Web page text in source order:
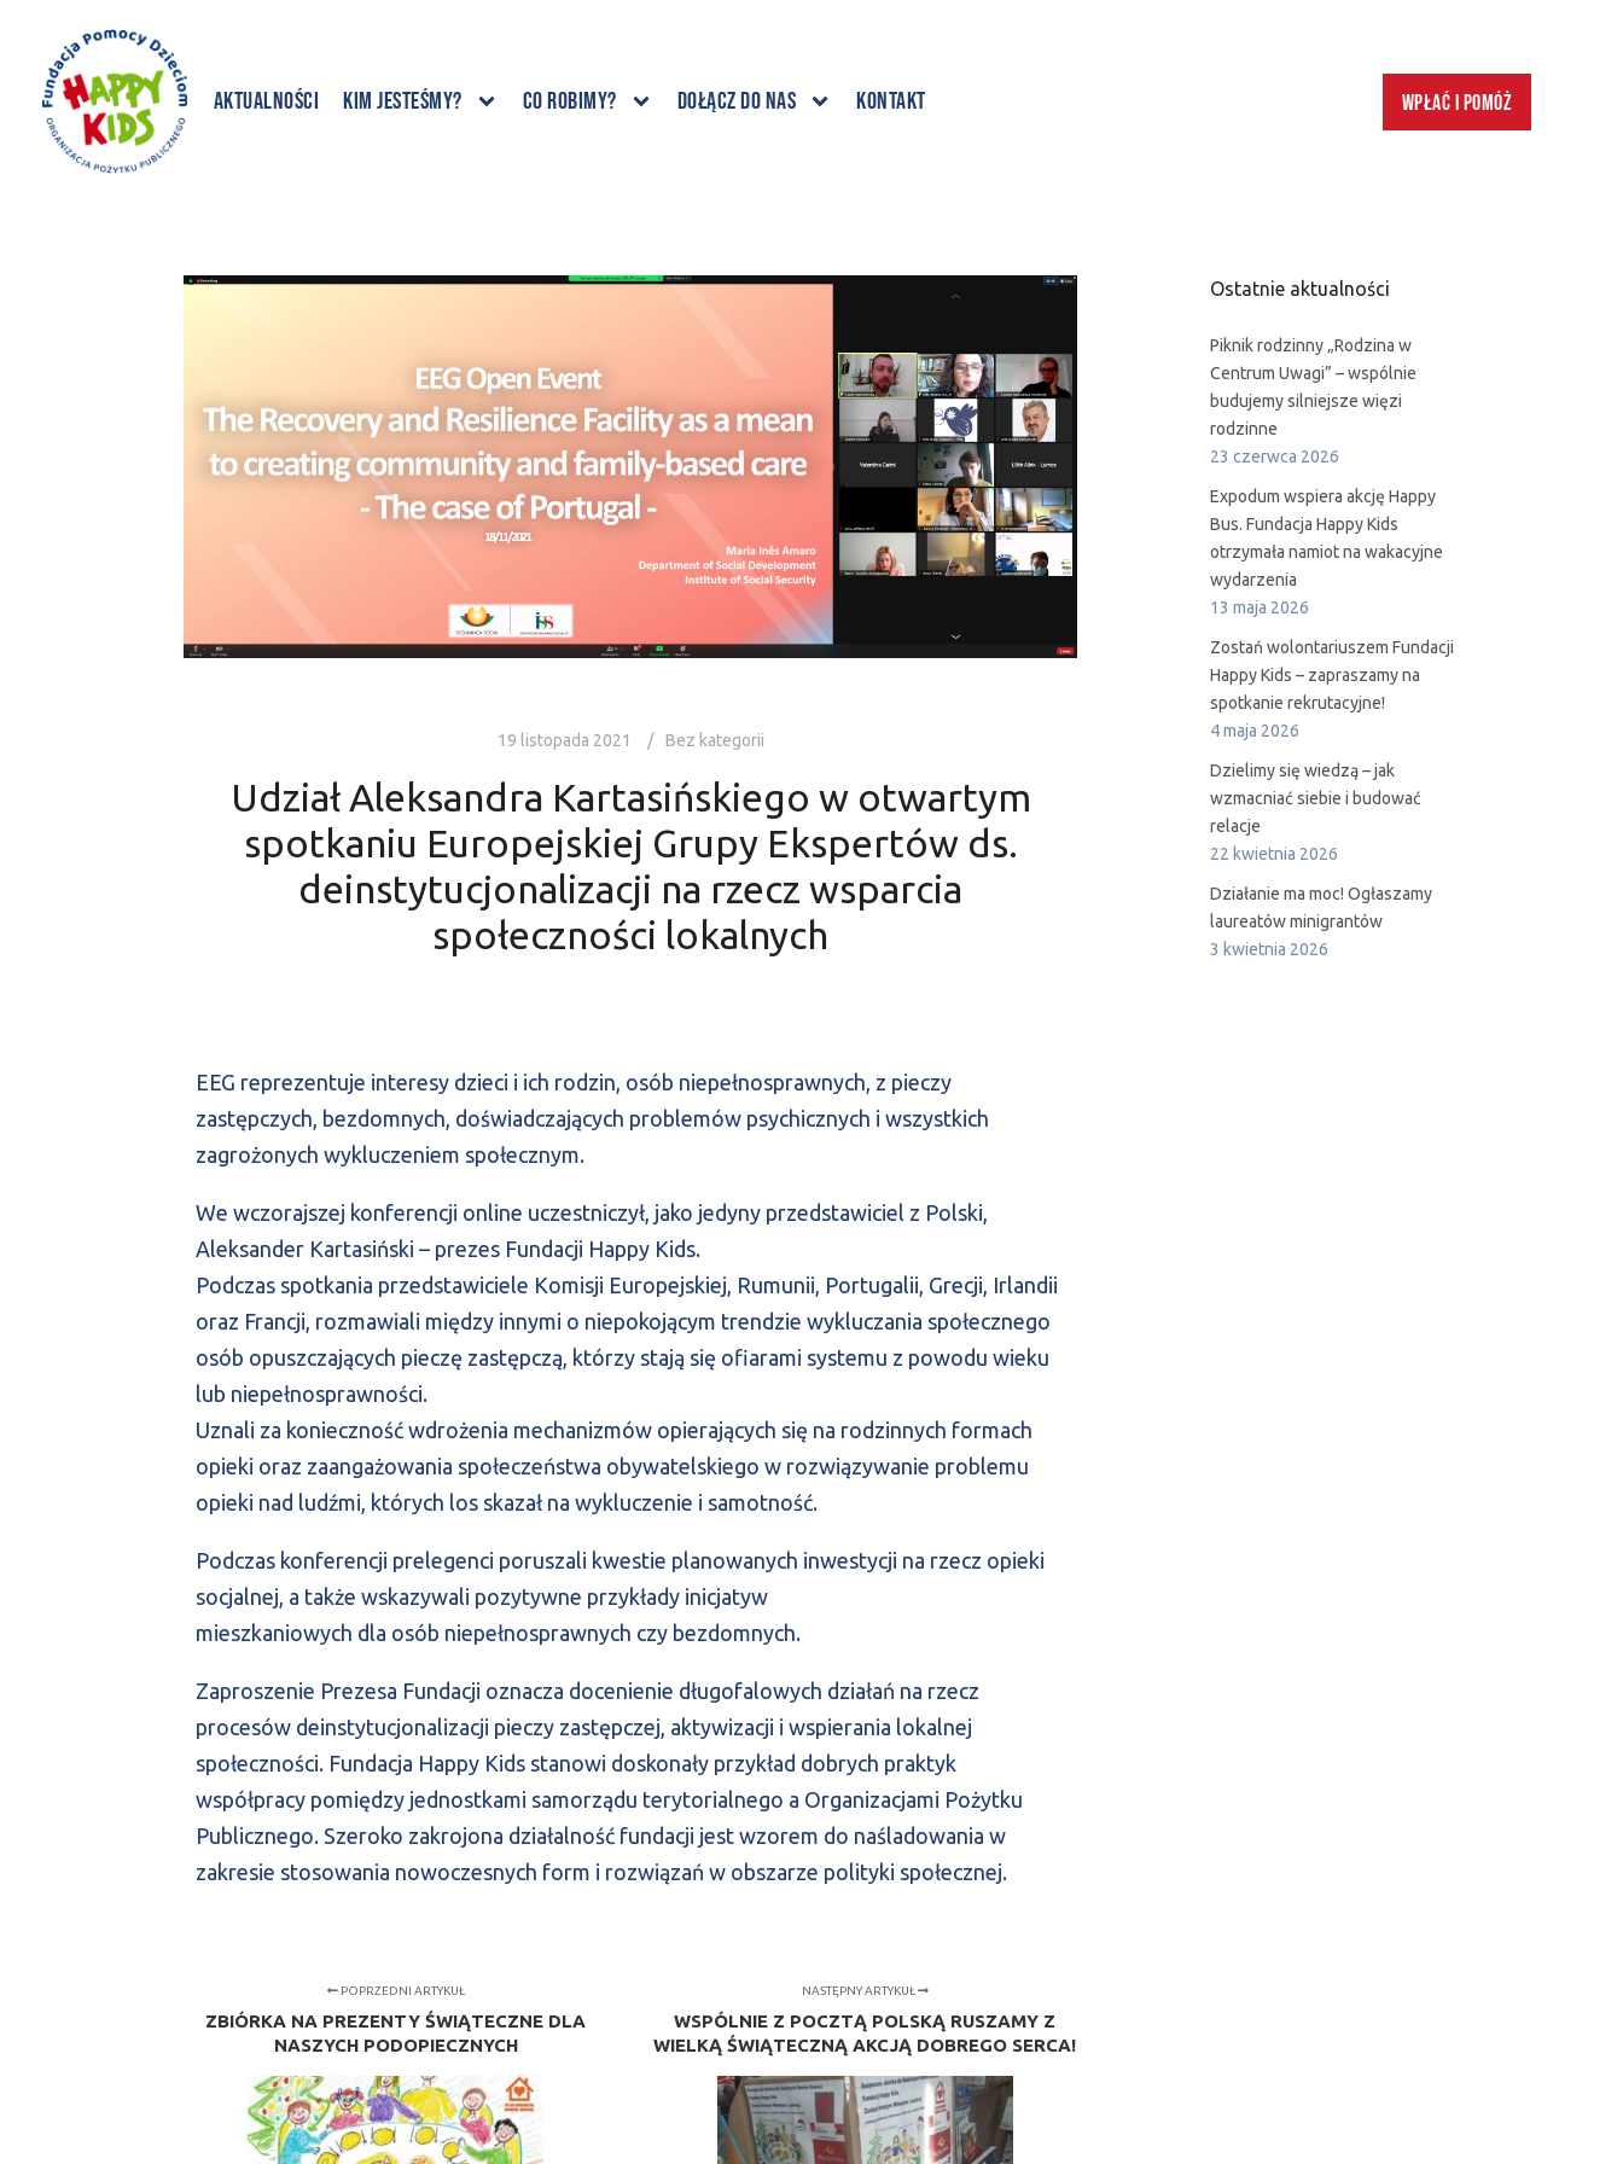
Aktualności Kim jesteśmy? Co robimy? Dołącz do nas Kontakt Wpłać i pomóż
19 listopada 2021 Bez kategorii
Udział Aleksandra Kartasińskiego w otwartym
spotkaniu Europejskiej Grupy Ekspertów ds.
deinstytucjonalizacji na rzecz wsparcia
społeczności lokalnych
EEG reprezentuje interesy dzieci i ich rodzin, osób niepełnosprawnych, z pieczy
zastępczych, bezdomnych, doświadczających problemów psychicznych i wszystkich
zagrożonych wykluczeniem społecznym.
We wczorajszej konferencji online uczestniczył, jako jedyny przedstawiciel z Polski,
Aleksander Kartasiński – prezes Fundacji Happy Kids.
Podczas spotkania przedstawiciele Komisji Europejskiej, Rumunii, Portugalii, Grecji, Irlandii
oraz Francji, rozmawiali między innymi o niepokojącym trendzie wykluczania społecznego
osób opuszczających pieczę zastępczą, którzy stają się ofiarami systemu z powodu wieku
lub niepełnosprawności.
Uznali za konieczność wdrożenia mechanizmów opierających się na rodzinnych formach
opieki oraz zaangażowania społeczeństwa obywatelskiego w rozwiązywanie problemu
opieki nad ludźmi, których los skazał na wykluczenie i samotność.
Podczas konferencji prelegenci poruszali kwestie planowanych inwestycji na rzecz opieki
socjalnej, a także wskazywali pozytywne przykłady inicjatyw
mieszkaniowych dla osób niepełnosprawnych czy bezdomnych.
Zaproszenie Prezesa Fundacji oznacza docenienie długofalowych działań na rzecz
procesów deinstytucjonalizacji pieczy zastępczej, aktywizacji i wspierania lokalnej
społeczności. Fundacja Happy Kids stanowi doskonały przykład dobrych praktyk
współpracy pomiędzy jednostkami samorządu terytorialnego a Organizacjami Pożytku
Publicznego. Szeroko zakrojona działalność fundacji jest wzorem do naśladowania w
zakresie stosowania nowoczesnych form i rozwiązań w obszarze polityki społecznej.
POPRZEDNI ARTYKUŁ
ZBIÓRKA NA PREZENTY ŚWIĄTECZNE DLA
NASZYCH PODOPIECZNYCH
NASTĘPNY ARTYKUŁ
WSPÓLNIE Z POCZTĄ POLSKĄ RUSZAMY Z
WIELKĄ ŚWIĄTECZNĄ AKCJĄ DOBREGO SERCA!
Ostatnie aktualności
Piknik rodzinny „Rodzina w
Centrum Uwagi” – wspólnie
budujemy silniejsze więzi
rodzinne
23 czerwca 2026
Expodum wspiera akcję Happy
Bus. Fundacja Happy Kids
otrzymała namiot na wakacyjne
wydarzenia
13 maja 2026
Zostań wolontariuszem Fundacji
Happy Kids – zapraszamy na
spotkanie rekrutacyjne!
4 maja 2026
Dzielimy się wiedzą – jak
wzmacniać siebie i budować
relacje
22 kwietnia 2026
Działanie ma moc! Ogłaszamy
laureatów minigrantów
3 kwietnia 2026